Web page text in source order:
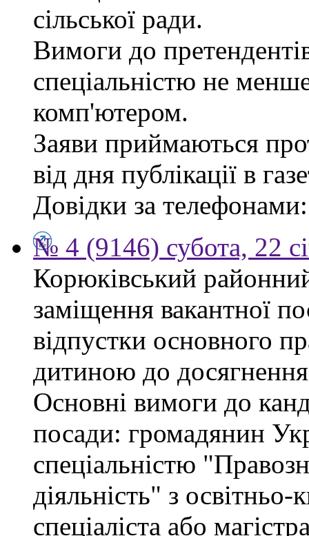
сільської ради.
Вимоги до
спеціальністю не
комп'ютером.
Заяви приймаються
від дня публікації в
Довідки за
№ 4 (9146) субота, 22
Корюківський
заміщення вакантної
відпустки основного
дитиною до
Основні вимоги до
посади: громадянин
спеціальністю
діяльність" з
спеціаліста або